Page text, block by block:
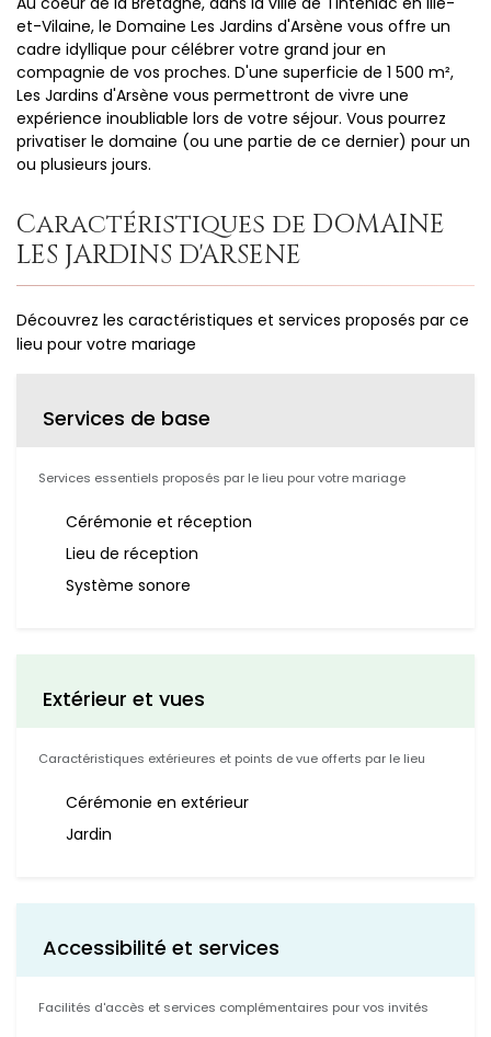
et-Vilaine, le Domaine Les Jardins d'Arsène vous offre un
cadre idyllique pour célébrer votre grand jour en
compagnie de vos proches. D'une superficie de 1 500 m²,
Les Jardins d'Arsène vous permettront de vivre une
expérience inoubliable lors de votre séjour. Vous pourrez
privatiser le domaine (ou une partie de ce dernier) pour un
ou plusieurs jours.
Caractéristiques de DOMAINE
LES JARDINS D'ARSENE
Découvrez les caractéristiques et services proposés par ce
lieu pour votre mariage
Services de base
Services essentiels proposés par le lieu pour votre mariage
Cérémonie et réception
Lieu de réception
Système sonore
Extérieur et vues
Caractéristiques extérieures et points de vue offerts par le lieu
Cérémonie en extérieur
Jardin
Accessibilité et services
Facilités d'accès et services complémentaires pour vos invités